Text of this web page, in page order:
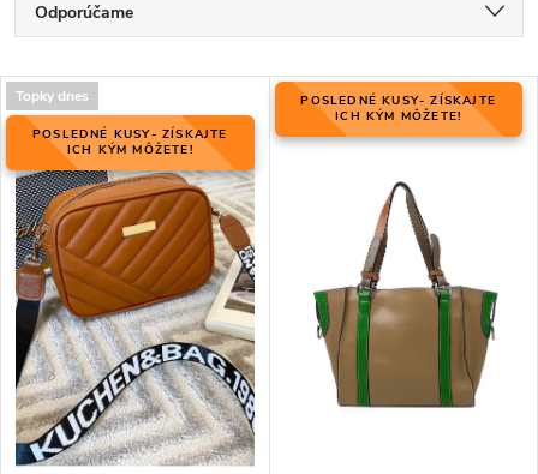
a
d
e
i
e
p
r
o
u
k
t
o
Odporúčame
Najdrahšie
Najpredávanejšie
Abecedne
V
ý
i
s
p
r
o
d
u
k
t
Topky dnes
POSLEDNÉ KUSY- ZÍSKAJTE
ICH KÝM MÔŽETE!
POSLEDNÉ KUSY- ZÍSKAJTE
ICH KÝM MÔŽETE!